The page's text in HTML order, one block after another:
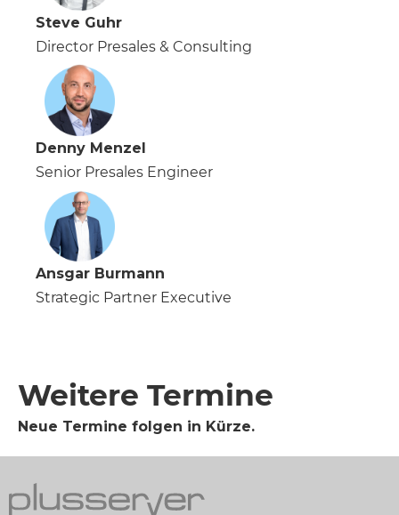
Steve Guhr
Director Presales & Consulting
Denny Menzel
Senior Presales Engineer
Ansgar Burmann
Strategic Partner Executive
Weitere Termine
Neue Termine folgen in Kürze.